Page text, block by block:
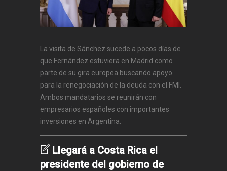
La visita de Sánchez sucede a pocos días de
que Fernández estuviera en Madrid como
parte de su gira europea buscando apoyo
para la renegociación de la deuda con el FMI.
Ambos mandatarios se reunirán con
empresarios españoles con importantes
inversiones en Argentina.
Llegará a Costa Rica el
presidente del gobierno de